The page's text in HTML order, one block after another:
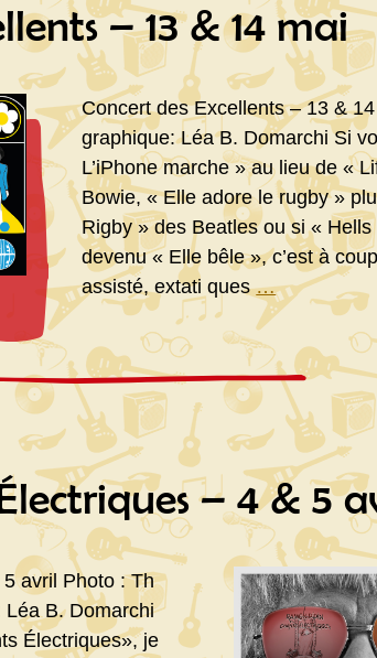
– 13 & 14 mai
Concert des Excellents – 13 &
graphique: Léa B. Domarchi Si
L’iPhone marche » au lieu de «
Bowie, « Elle adore le rugby »
Rigby » des Beatles ou si « Hells
devenu « Elle bêle », c’est à
assisté, extati ques…Concert
des
Excellents
–
13
14
mai
– 4 & 5
avril Photo : Th
B. Domarchi
Électriques», je